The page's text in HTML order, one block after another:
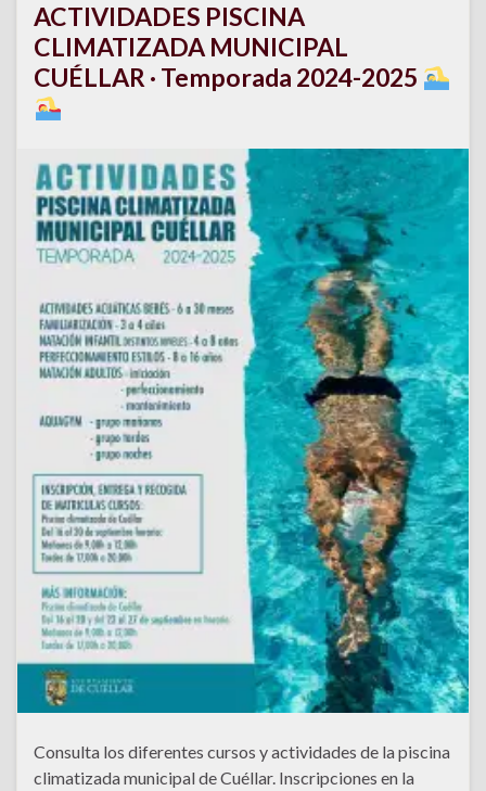
ACTIVIDADES PISCINA
CLIMATIZADA MUNICIPAL
CUÉLLAR · Temporada 2024-2025
Consulta los diferentes cursos y actividades de la piscina
climatizada municipal de Cuéllar. Inscripciones en la